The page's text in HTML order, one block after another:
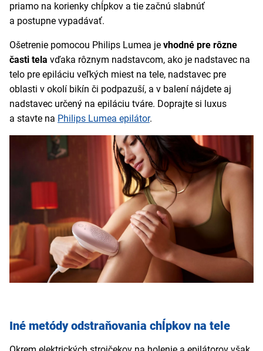
priamo na korienky chĺpkov a tie začnú slabnúť
a postupne vypadávať.
Ošetrenie pomocou Philips Lumea je vhodné pre rôzne
časti tela vďaka rôznym nadstavcom, ako je nadstavec na
telo pre epiláciu veľkých miest na tele, nadstavec pre
oblasti v okolí bikín či podpazuší, a v balení nájdete aj
nadstavec určený na epiláciu tváre. Doprajte si luxus
a stavte na Philips Lumea epilátor.
Iné metódy odstraňovania chĺpkov na tele